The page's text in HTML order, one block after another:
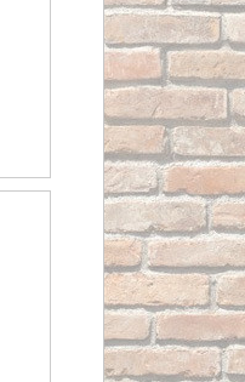
intercambiable Acha